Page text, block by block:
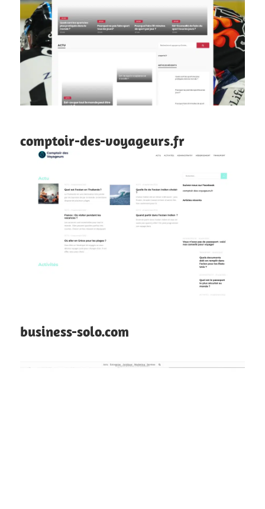
comptoir-des-voyageurs.fr
business-solo.com